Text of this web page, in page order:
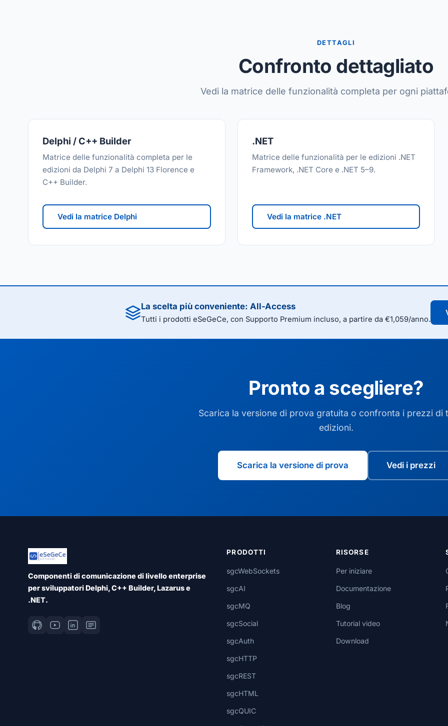
DETTAGLI
Confronto dettagliato
Vedi la matrice delle funzionalità completa per ogni
Delphi / C++ Builder
Matrice delle funzionalità completa per le
edizioni da Delphi 7 a Delphi 13 Florence e
C++ Builder.
Vedi la matrice Delphi
.NET
Matrice delle funzionalità per le edizioni .NET
Framework, .NET Core e .NET 5–9.
Vedi la matrice .NET
La scelta più conveniente: All-Access
Tutti i prodotti eSeGeCe, con Supporto Premium incluso, a partire da €1,059/anno.
Pronto a scegliere?
Scarica la versione di prova gratuita o confronta i prezzi di
edizioni.
Scarica la versione di prova Vedi i prezzi
Componenti di comunicazione di livello enterprise
per sviluppatori Delphi, C++ Builder, Lazarus e
.NET.
PRODOTTI
sgcWebSockets
sgcAI
sgcMQ
sgcSocial
sgcAuth
sgcHTTP
sgcREST
sgcHTML
sgcQUIC
RISORSE
Per iniziare
Documentazione
Blog
Tutorial video
Download